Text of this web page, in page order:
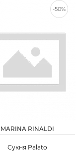
-50%
MARINA RINALDI
Сукня Palato